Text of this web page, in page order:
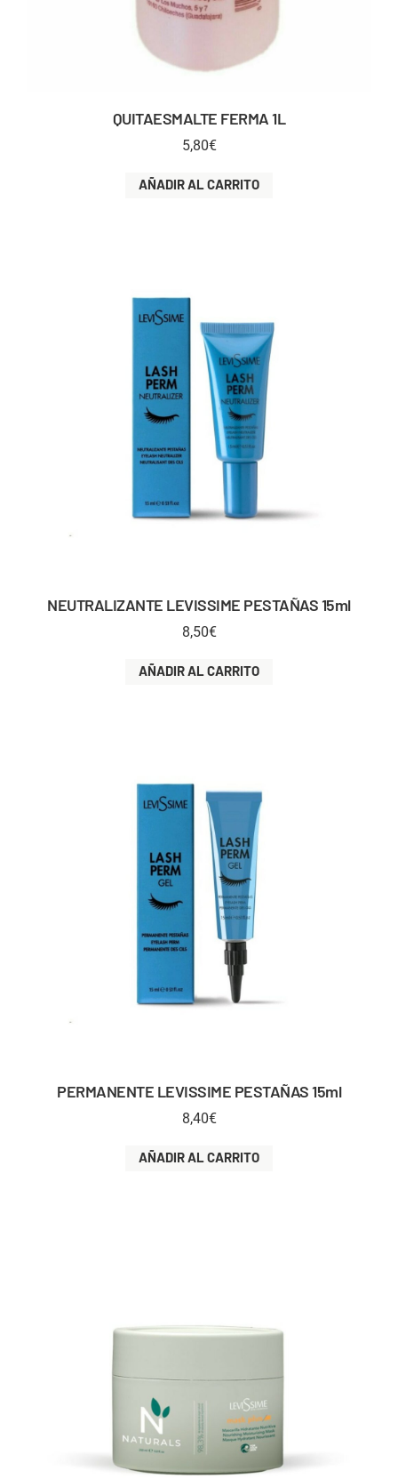
QUITAESMALTE FERMA 1L
5,80€
AÑADIR AL CARRITO
NEUTRALIZANTE LEVISSIME PESTAÑAS 15ml
8,50€
AÑADIR AL CARRITO
PERMANENTE LEVISSIME PESTAÑAS 15ml
8,40€
AÑADIR AL CARRITO